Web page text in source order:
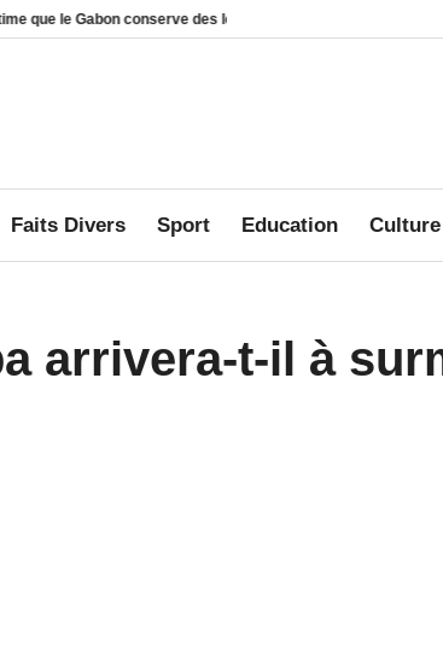
conserve des leviers juridiques Des milliers
Faits Divers Sport Education Culture
arrivera-t-il à